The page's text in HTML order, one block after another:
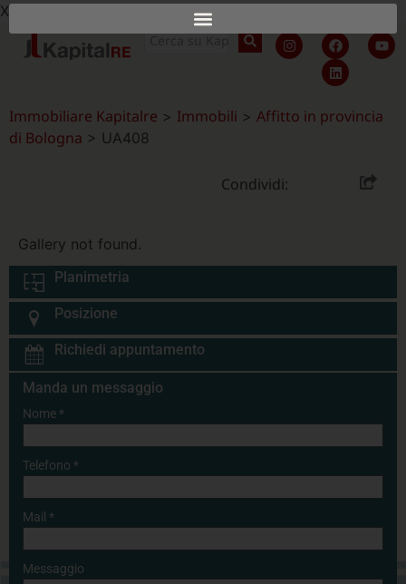
X
Immobiliare Kapitalre > Immobili > Affitto in provincia
di Bologna > UA408
Condividi:
Planimetria
Posizione
Richiedi appuntamento
Manda un messaggio
Nome*
Telefono *
Mail *
Messaggio
Gallery not found.